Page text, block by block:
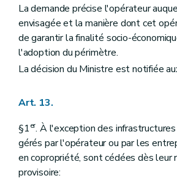
La demande précise l'opérateur
envisagée et la manière dont cet
de garantir la finalité socio-
l'adoption du périmètre.
La décision du Ministre est notifiée
Art. 13.
§1er. À l'exception des
gérés par l'opérateur ou par les
en copropriété, sont cédées dès leur
provisoire: